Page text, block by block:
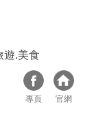
遊.美食
專頁 官網